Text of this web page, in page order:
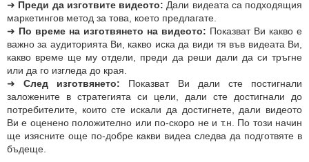
➜ Преди да изготвите видеото: Дали видеата са подходящия
маркетингов метод за това, което предлагате.
➜ По време на изготвянето на видеото: Показват Ви какво е
важно за аудиторията Ви, какво иска да види тя във видеата Ви,
какво време ще му отдели, преди да реши дали да си тръгне
или да го изгледа до края.
➜След изготвянето: Показват Ви дали сте постигнали
заложените в стратегията си цели, дали сте достигнали до
потребителите, които сте искали да достигнете, дали видеото
Ви е оценено положително или по-скоро не и т.н. По този начин
ще изясните още по-добре какви видеа следва да подготвяте в
бъдеще.